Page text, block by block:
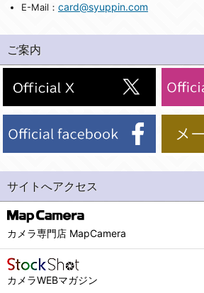
E-Mail： card@syuppin.com
ご案内
サイトへアクセス
カメラ専門店 MapCamera
カメラWEBマガジン